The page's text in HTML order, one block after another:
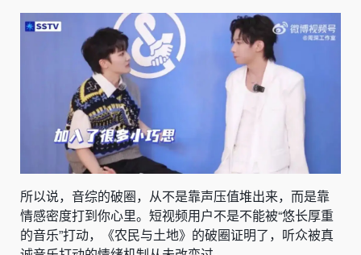
所以说，音综的破圈，从不是靠声压值堆出来，而是靠
情感密度打到你心里。短视频用户不是不能被“悠长厚重
的音乐”打动，《农民与土地》的破圈证明了，听众被真